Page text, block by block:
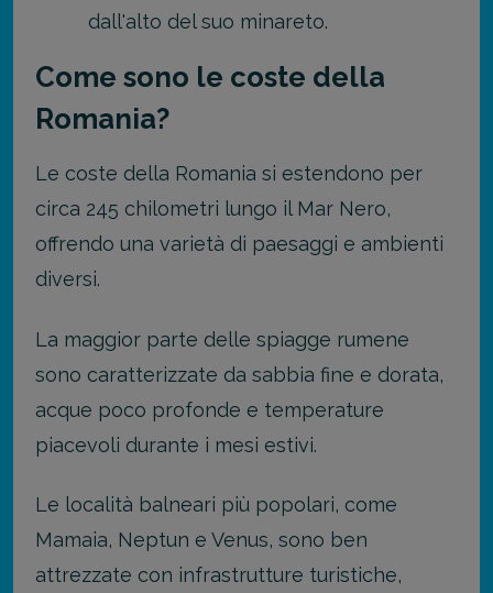
dall'alto del suo minareto.
Come sono le coste della
Romania?
Le coste della Romania si estendono per
circa 245 chilometri lungo il Mar Nero,
offrendo una varietà di paesaggi e ambienti
diversi.
La maggior parte delle spiagge rumene
sono caratterizzate da sabbia fine e dorata,
acque poco profonde e temperature
piacevoli durante i mesi estivi.
Le località balneari più popolari, come
Mamaia, Neptun e Venus, sono ben
attrezzate con infrastrutture turistiche,